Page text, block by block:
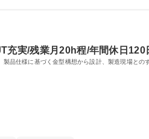
充実/残業月20h程/年間休日120
品仕様に基づく金型構想から設計、製造現場と